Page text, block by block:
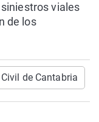
viales
de los
de Cantabria